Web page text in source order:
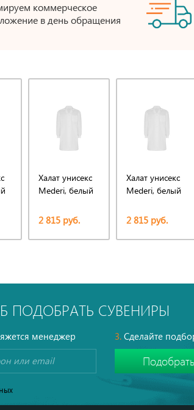
коммерческое
в день обращения
Халат унисекс
Mederi, белый
2 815 руб.
Халат унисекс
Mederi, белый
2 815 руб.
ПОДОБРАТЬ СУВЕНИРЫ
менеджер 3. Сделайте